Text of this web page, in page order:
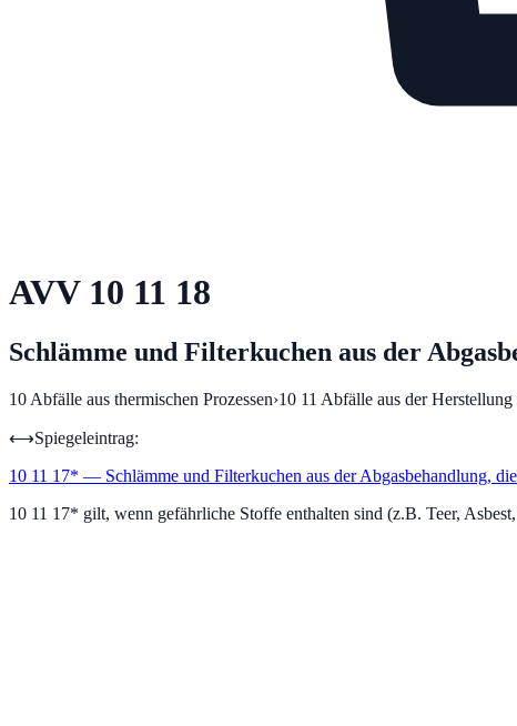
AVV 10 11 18
Schlämme und Filterkuchen aus der
10 Abfälle aus thermischen Prozessen›10 11 Abfälle aus der
⟷Spiegeleintrag:
10 11 17* — Schlämme und Filterkuchen aus der Abgasbehandlung,
10 11 17* gilt, wenn gefährliche Stoffe enthalten sind (z.B. Teer,